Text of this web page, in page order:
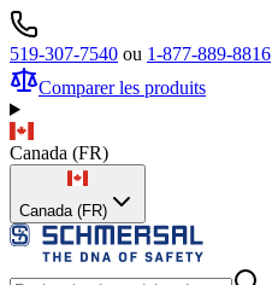
519-307-7540 ou 1-877-889-8816
Comparer les produits
Canada (FR)
Canada (FR)